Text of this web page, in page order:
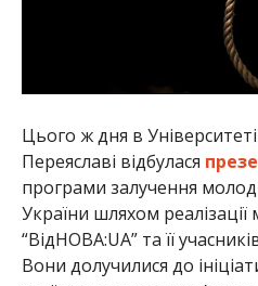
Цього ж дня в
Переяславі відбулася
програми залучення
України шляхом
“ВідНОВА:UA” та її
Вони долучилися до